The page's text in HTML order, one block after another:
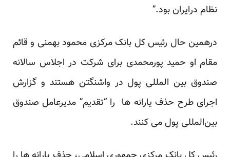
نظام درایران بود.”
درهمین حال رئیس کل بانک مرکزی محمود بهمنی و قائم
مقام او حمید پورمحمدی برای شرکت در اجلاس سالانه
صندوق بین المللی پول در واشنگتن هستند و گزارش
اجرای طرح حذف یارانه ها را “تقدیم” مدیرعامل صندوق
بین‌المللی پول می کنند.